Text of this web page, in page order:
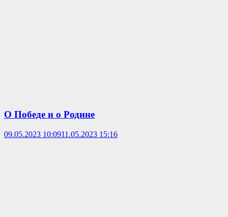
О Победе и о Родине
09.05.2023 10:0911.05.2023 15:16